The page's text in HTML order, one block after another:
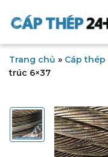
Trang chủ » Cáp
trúc 6×37